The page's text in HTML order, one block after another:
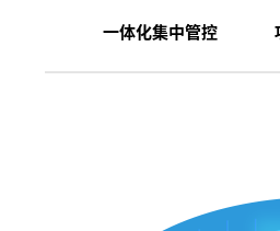
一体化集中管控